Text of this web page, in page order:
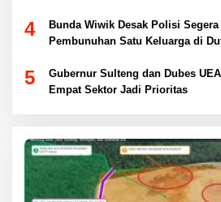
4
Bunda Wiwik Desak Polisi
Pembunuhan Satu Keluarga di
5
Gubernur Sulteng dan Dubes
Empat Sektor Jadi Prioritas